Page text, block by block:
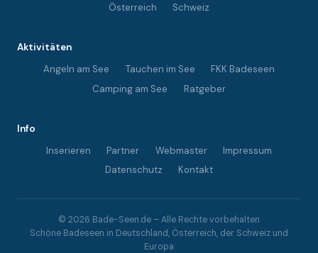
Österreich
Schweiz
Aktivitäten
Angeln am See
Tauchen im See
FKK Badeseen
Camping am See
Ratgeber
Info
Inserieren
Partner Webmaster
Impressum
Datenschutz
Kontakt
© 2026 Bade-Seen.de – Alle Rechte vorbehalten
Schöne Badeseen in Deutschland, Österreich, der Schweiz und
Europa